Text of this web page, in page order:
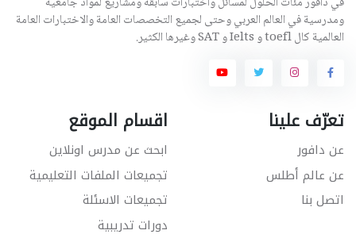
ومدرسية في العالم العربي وحتى لجميع التخصصات العامة والاختبارات العامة
العالمية كال toefl و Ielts و SAT وغيرها الكثير.
تعرّف علينا
عن دافور
عن عالم أطلس
اتصل بنا
اقسام الموقع
ابحث عن مدرس اونلاين
تجميعات الملفات التعليمية
تجميعات الاسئلة
دورات تدريبية